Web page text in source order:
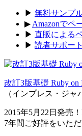
▶ 無料サンプ
▶ Amazonでペ
▶ 直販による
▶ 読者サポー
改訂3版基礎 Ruby on
（インプレス・ジャ
2015年5月22日発売
7年間ご好評をいた